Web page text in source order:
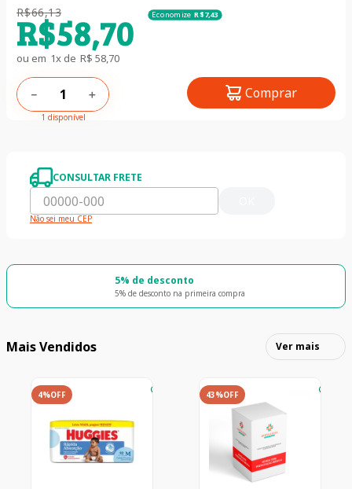
R$66,13 Economize R$7,43
R$58,70
ou em 1x de R$ 58,70
＋
－
1 disponível
Comprar
CONSULTAR FRETE
Não sei meu CEP
5% de desconto
5% de desconto na primeira compra
Mais Vendidos Ver mais
4%OFF 43%OFF